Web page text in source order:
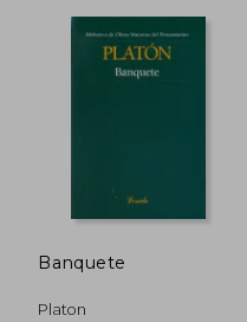
Banquete
Platon